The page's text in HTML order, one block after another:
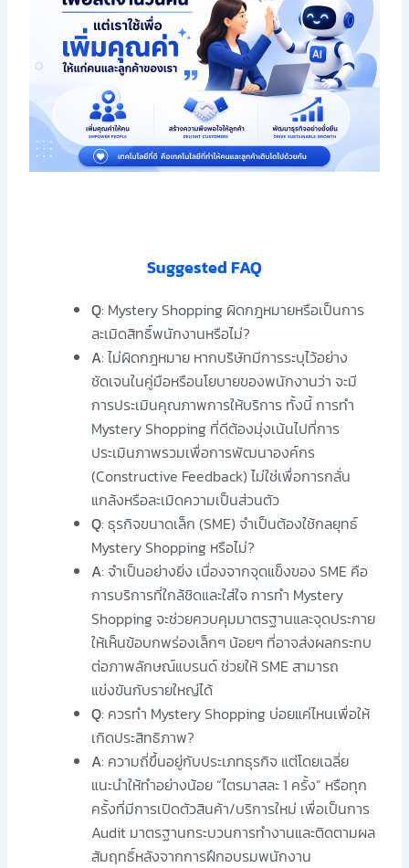
Suggested FAQ
Q: Mystery Shopping ผิดกฎหมายหรือเป็นการ
ละเมิดสิทธิ์พนักงานหรือไม่?
A: ไม่ผิดกฎหมาย หากบริษัทมีการระบุไว้อย่าง
ชัดเจนในคู่มือหรือนโยบายของพนักงานว่า จะมี
การประเมินคุณภาพการให้บริการ ทั้งนี้ การทำ
Mystery Shopping ที่ดีต้องมุ่งเน้นไปที่การ
ประเมินภาพรวมเพื่อการพัฒนาองค์กร
(Constructive Feedback) ไม่ใช่เพื่อการกลั่น
แกล้งหรือละเมิดความเป็นส่วนตัว
Q: ธุรกิจขนาดเล็ก (SME) จำเป็นต้องใช้กลยุทธ์
Mystery Shopping หรือไม่?
A: จำเป็นอย่างยิ่ง เนื่องจากจุดแข็งของ SME คือ
การบริการที่ใกล้ชิดและใส่ใจ การทำ Mystery
Shopping จะช่วยควบคุมมาตรฐานและจุดประกาย
ให้เห็นข้อบกพร่องเล็กๆ น้อยๆ ที่อาจส่งผลกระทบ
ต่อภาพลักษณ์แบรนด์ ช่วยให้ SME สามารถ
แข่งขันกับรายใหญ่ได้
Q: ควรทำ Mystery Shopping บ่อยแค่ไหนเพื่อให้
เกิดประสิทธิภาพ?
A: ความถี่ขึ้นอยู่กับประเภทธุรกิจ แต่โดยเฉลี่ย
แนะนำให้ทำอย่างน้อย “ไตรมาสละ 1 ครั้ง” หรือทุก
ครั้งที่มีการเปิดตัวสินค้า/บริการใหม่ เพื่อเป็นการ
Audit มาตรฐานกระบวนการทำงานและติดตามผล
สัมฤทธิ์หลังจากการฝึกอบรมพนักงาน